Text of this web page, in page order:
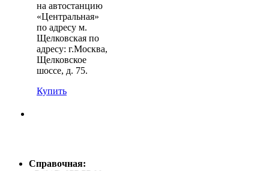
на автостанцию
«Центральная»
по адресу м.
Щелковская по
адресу: г.Москва,
Щелковское
шоссе, д. 75.
Купить
Справочная: